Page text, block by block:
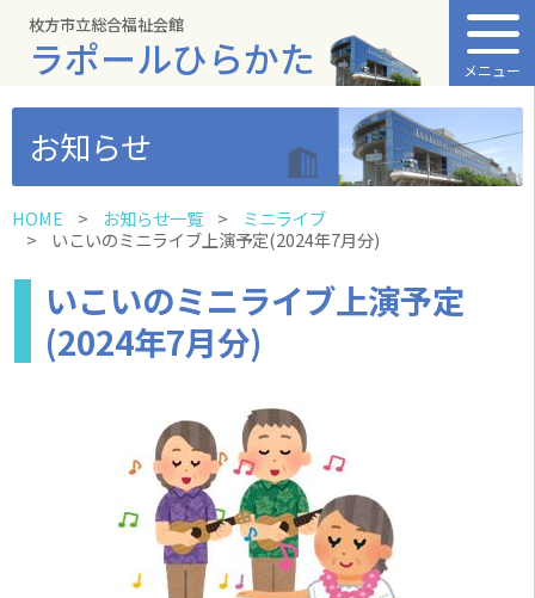
枚方市立総合福祉会館
ラポールひらかた メニュー
お知らせ
HOME お知らせ一覧
ミニライブ
いこいのミニライブ上演予定(2024年7月分)
いこいのミニライブ上演予定
(2024年7月分)